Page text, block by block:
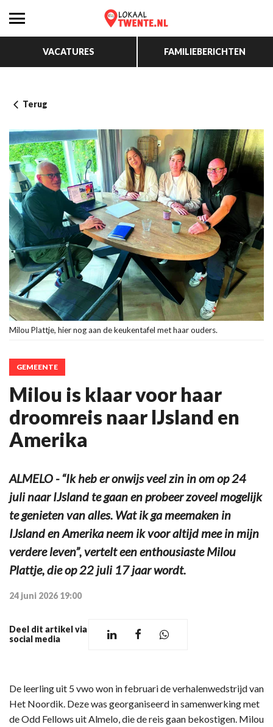
VACATURES FAMILIEBERICHTEN
Terug
Milou Plattje, hier nog aan de keukentafel met haar ouders.
GEMEENTE
Milou is klaar voor haar
droomreis naar IJsland en
Amerika
ALMELO - “Ik heb er onwijs veel zin in om op 24
juli naar IJsland te gaan en probeer zoveel mogelijk
te genieten van alles. Wat ik ga meemaken in
IJsland en Amerika neem ik voor altijd mee in mijn
verdere leven”, vertelt een enthousiaste Milou
Plattje, die op 22 juli 17 jaar wordt.
24 juni 2026 19:00
Deel dit artikel via
social media
De leerling uit 5 vwo won in februari de verhalenwedstrijd van
Het Noordik. Deze was georganiseerd in samenwerking met
de Odd Fellows uit Almelo, die de reis gaan bekostigen. Milou